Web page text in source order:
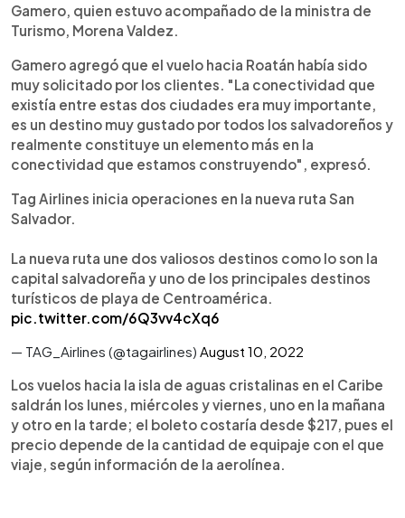
Gamero, quien estuvo acompañado de la ministra de
Turismo, Morena Valdez.
Gamero agregó que el vuelo hacia Roatán había sido
muy solicitado por los clientes. "La conectividad que
existía entre estas dos ciudades era muy importante,
es un destino muy gustado por todos los salvadoreños y
realmente constituye un elemento más en la
conectividad que estamos construyendo", expresó.
Tag Airlines inicia operaciones en la nueva ruta San
Salvador.
La nueva ruta une dos valiosos destinos como lo son la
capital salvadoreña y uno de los principales destinos
turísticos de playa de Centroamérica.
pic.twitter.com/6Q3vv4cXq6
— TAG_Airlines (@tagairlines) August 10, 2022
Los vuelos hacia la isla de aguas cristalinas en el Caribe
saldrán los lunes, miércoles y viernes, uno en la mañana
y otro en la tarde; el boleto costaría desde $217, pues el
precio depende de la cantidad de equipaje con el que
viaje, según información de la aerolínea.